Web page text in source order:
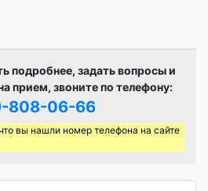
подробнее, задать вопросы и
прием, звоните по телефону:
808-06-66
вы нашли номер телефона на сайте